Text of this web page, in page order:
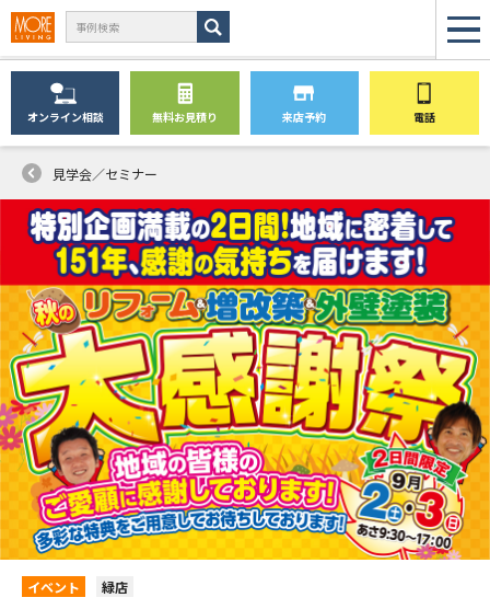
オンライン相談 無料お見積り 来店予約 電話
見学会／セミナー
イベント 緑店